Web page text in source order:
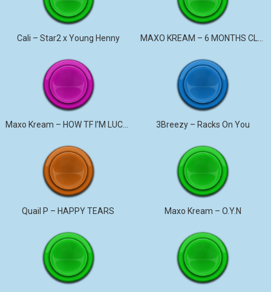
Cali – Star2 x Young Henny
Maxo Kream – HOW TF I’M LUCKY 3Breezy – Racks On You
Quail P – HAPPY TEARS Maxo Kream – O.Y.N